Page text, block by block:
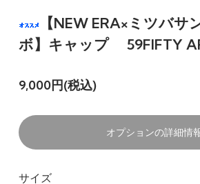
【NEW ERA×ミツバサ
ボ】キャップ 59FIFTY
9,000円(税込)
オプションの詳細情
サイズ